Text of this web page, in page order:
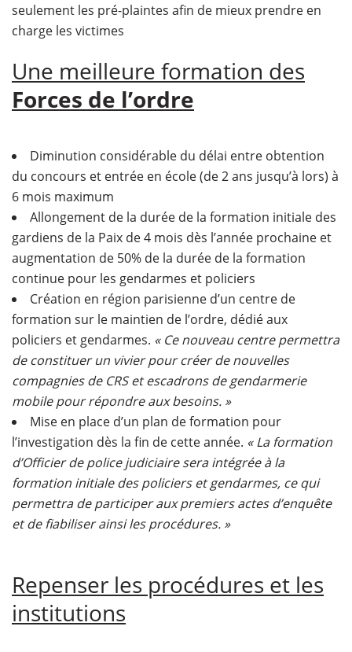
seulement les pré-plaintes afin de mieux prendre en
charge les victimes
Une meilleure formation des
Forces de l’ordre
Diminution considérable du délai entre obtention
du concours et entrée en école (de 2 ans jusqu’à lors) à
6 mois maximum
Allongement de la durée de la formation initiale des
gardiens de la Paix de 4 mois dès l’année prochaine et
augmentation de 50% de la durée de la formation
continue pour les gendarmes et policiers
Création en région parisienne d’un centre de
formation sur le maintien de l’ordre, dédié aux
policiers et gendarmes. « Ce nouveau centre permettra
de constituer un vivier pour créer de nouvelles
compagnies de CRS et escadrons de gendarmerie
mobile pour répondre aux besoins. »
Mise en place d’un plan de formation pour
l’investigation dès la fin de cette année. « La formation
d’Officier de police judiciaire sera intégrée à la
formation initiale des policiers et gendarmes, ce qui
permettra de participer aux premiers actes d’enquête
et de fiabiliser ainsi les procédures. »
Repenser les procédures et les
institutions